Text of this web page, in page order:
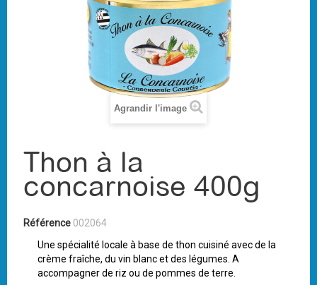
Agrandir l'image
Thon à la
concarnoise 400g
Référence 002064
Une spécialité locale à base de thon cuisiné avec de la
crème fraîche, du vin blanc et des légumes. A
accompagner de riz ou de pommes de terre.